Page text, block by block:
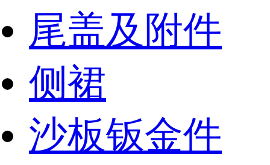
尾盖及附件
侧裙
沙板钣金件